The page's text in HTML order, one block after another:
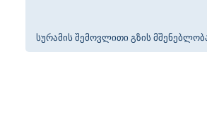
სურამის შემოვლითი გზის